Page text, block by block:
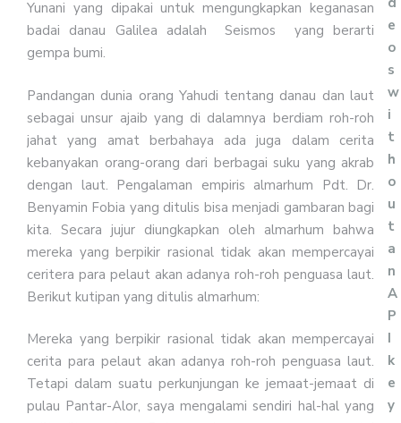
Yunani yang dipakai untuk mengungkapkan keganasan
badai danau Galilea adalah Seismos yang berarti
gempa bumi.
Pandangan dunia orang Yahudi tentang danau dan laut
sebagai unsur ajaib yang di dalamnya berdiam roh-roh
jahat yang amat berbahaya ada juga dalam cerita
kebanyakan orang-orang dari berbagai suku yang akrab
dengan laut. Pengalaman empiris almarhum Pdt. Dr.
Benyamin Fobia yang ditulis bisa menjadi gambaran bagi
kita. Secara jujur diungkapkan oleh almarhum bahwa
mereka yang berpikir rasional tidak akan mempercayai
ceritera para pelaut akan adanya roh-roh penguasa laut.
Berikut kutipan yang ditulis almarhum:
Mereka yang berpikir rasional tidak akan mempercayai
cerita para pelaut akan adanya roh-roh penguasa laut.
Tetapi dalam suatu perkunjungan ke jemaat-jemaat di
pulau Pantar-Alor, saya mengalami sendiri hal-hal yang
e
o
s
w
i
t
h
o
u
t
a
n
A
P
I
k
e
y